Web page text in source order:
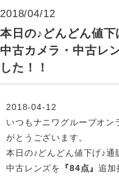
2018/04/12
本日の♪どんどん値
中古カメラ・中古レ
した！！
2018-04-12
いつもナニワグループオン
がとうございます。
本日の♪どんどん値下げ♪通
中古レンズを
『84点』追加